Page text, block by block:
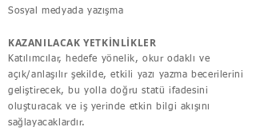
Sosyal medyada yazışma
KAZANILACAK YETKİNLİKLER
Katılımcılar, hedefe yönelik, okur odaklı ve
açık/anlaşılır şekilde, etkili yazı yazma becerilerini
geliştirecek, bu yolla doğru statü ifadesini
oluşturacak ve iş yerinde etkin bilgi akışını
sağlayacaklardır.